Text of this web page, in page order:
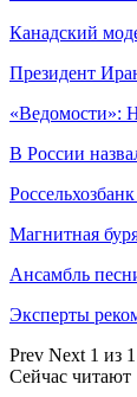
Канадский
Президент
«Ведомости»:
В России
Магнитная
Ансамбль
Эксперты
Prev Next 1 из
Сейчас читают